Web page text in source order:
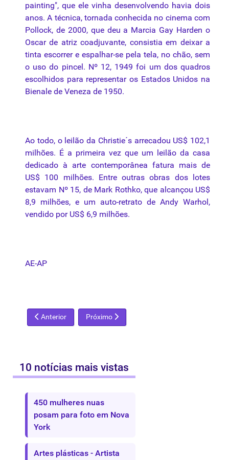
painting", que ele vinha desenvolvendo havia dois
anos. A técnica, tornada conhecida no cinema com
Pollock, de 2000, quedeu a Marcia Gay Harden o
Oscar de atriz coadjuvante, consistia em deixar a
tinta escorrer e espalhar-se pela tela, no chão, sem
o uso do pincel. Nº 12, 1949foi um dos quadros
escolhidos para representar os Estados Unidos na
Bienale de Veneza de 1950.
Ao todo, o leilão da Christie´s arrecadou US$ 102,1
milhões. É a primeira vez que um leilão da casa
dedicado à arte contemporânea fatura mais de
US$ 100 milhões. Entre outras obras dos lotes
estavam Nº 15, de Mark Rothko, que alcançou US$
8,9 milhões, e um auto-retrato de Andy Warhol,
vendido porUS$ 6,9 milhões.
AE-AP
Artigo anterior: Livro e exposições lembram a Missão
Anterior Próximo artigo: Programa leva menor da
Próximo
10 notícias mais vistas
450 mulheres nuas
posam para foto em Nova
York
Artes plásticas - Artista